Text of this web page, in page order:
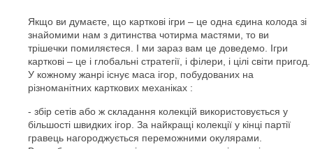
Якщо ви думаєте, що карткові ігри – це одна єдина колода зі
знайомими нам з дитинства чотирма мастями, то ви
трішечки помиляєтеся. І ми зараз вам це доведемо. Ігри
карткові – це і глобальні стратегії, і філери, і цілі світи пригод.
У кожному жанрі існує маса ігор, побудованих на
різноманітних карткових механіках :
збір сетів або ж складання колекцій використовується у
більшості швидких ігор. За найкращі колекції у кінці партії
гравець нагороджується переможними окулярами.